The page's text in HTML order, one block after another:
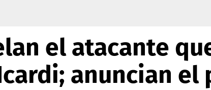
el atacante
anuncian el